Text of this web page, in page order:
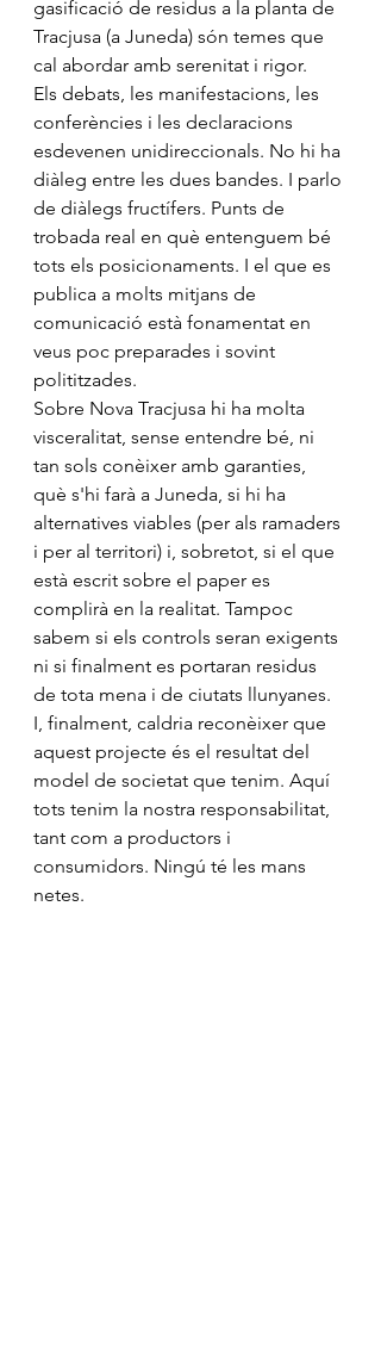
gasificació de residus a la planta de
Tracjusa (a Juneda) són temes que
cal abordar amb serenitat i rigor.
Els debats, les manifestacions, les
conferències i les declaracions
esdevenen unidireccionals. No hi ha
diàleg entre les dues bandes. I parlo
de diàlegs fructífers. Punts de
trobada real en què entenguem bé
tots els posicionaments. I el que es
publica a molts mitjans de
comunicació està fonamentat en
veus poc preparades i sovint
polititzades.
Sobre Nova Tracjusa hi ha molta
visceralitat, sense entendre bé, ni
tan sols conèixer amb garanties,
què s'hi farà a Juneda, si hi ha
alternatives viables (per als ramaders
i per al territori) i, sobretot, si el que
està escrit sobre el paper es
complirà en la realitat. Tampoc
sabem si els controls seran exigents
ni si finalment es portaran residus
de tota mena i de ciutats llunyanes.
I, finalment, caldria reconèixer que
aquest projecte és el resultat del
model de societat que tenim. Aquí
tots tenim la nostra responsabilitat,
tant com a productors i
consumidors. Ningú té les mans
netes.